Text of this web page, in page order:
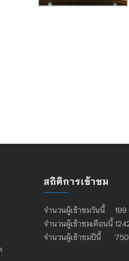
สถิติการเข้าชม
จำนวนผู้เข้าชมวันนี้ 199
จำนวนผู้เข้าชมเดือนนี้
จำนวนผู้เข้าชมปีนี้